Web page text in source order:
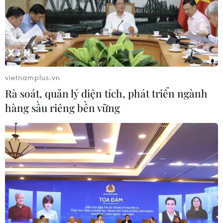
Mỹ thay đổi lập trường về các khu định cư
Do Thái ở Bờ Tây
18/11/2019 23:19
vietnamplus.vn
Rà soát, quản lý diện tích, phát triển ngành
hàng sầu riêng bền vững